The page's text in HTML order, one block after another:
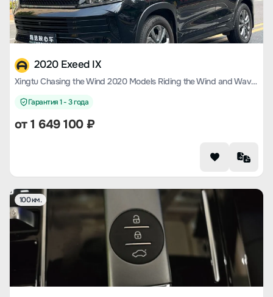
2020 Exeed IX
Xingtu Chasing the Wind 2020 Models Riding the Wind and Waves Version 1.5T CVT Xingyao Version
Гарантия 1 - 3 года
от1 649 100₽
100 км.